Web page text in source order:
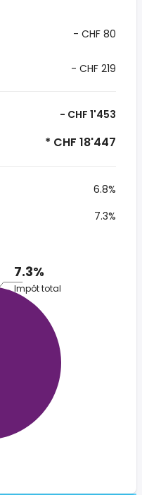
- CHF 80
- CHF 219
- CHF 1'453
* CHF 18'447
6.8%
7.3%
7.3%
Impôt total